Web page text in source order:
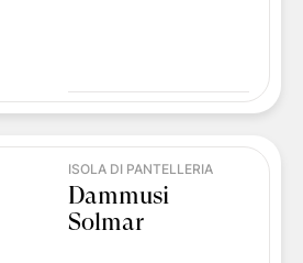
ISOLA DI PANTELLERIA
Dammusi
Solmar